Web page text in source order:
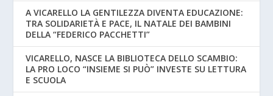
A VICARELLO LA GENTILEZZA DIVENTA EDUCAZIONE:
TRA SOLIDARIETÀ E PACE, IL NATALE DEI BAMBINI
DELLA “FEDERICO PACCHETTI”
VICARELLO, NASCE LA BIBLIOTECA DELLO SCAMBIO:
LA PRO LOCO “INSIEME SI PUÒ” INVESTE SU LETTURA
E SCUOLA